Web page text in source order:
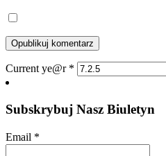
Current ye@r *
Subskrybuj Nasz Biuletyn
Email *